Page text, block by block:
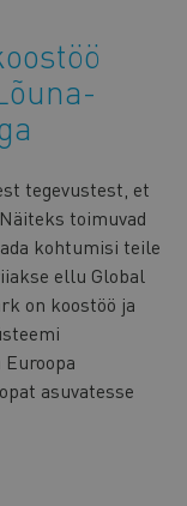
tegevustest, et
toimuvad
kohtumisi teile
ellu Global
on koostöö ja
asuvatesse